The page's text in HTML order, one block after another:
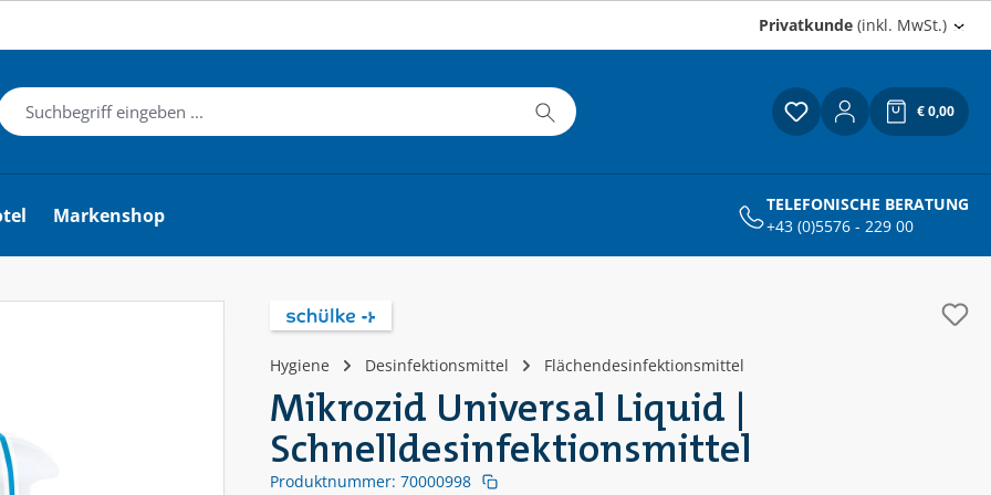
Privatkunde (inkl. MwSt.)
Du hast 0 Produkte
€ 0,00
Markenshop
TELEFONISCHE BERATUNG
+43 (0)5576 - 229 00
Hygiene Desinfektionsmittel Flächendesinfektionsmittel
Mikrozid Universal Liquid |
Schnelldesinfektionsmittel
Produktnummer: 70000998